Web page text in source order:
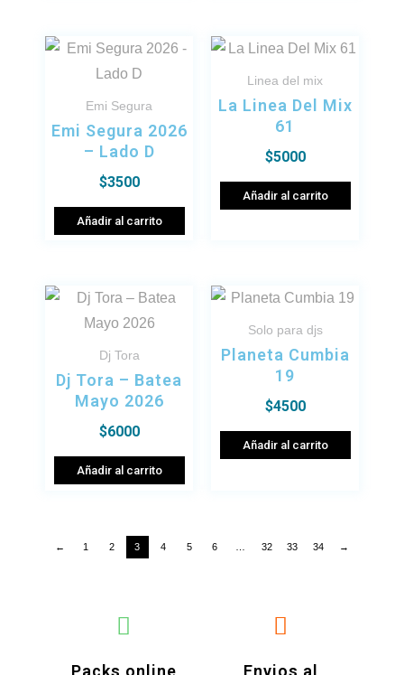
Emi Segura
Emi Segura 2026
– Lado D
$3500
Añadir al carrito
Linea del mix
La Linea Del Mix
61
$5000
Añadir al carrito
Dj Tora
Dj Tora – Batea
Mayo 2026
$6000
Añadir al carrito
Solo para djs
Planeta Cumbia
19
$4500
Añadir al carrito
← 1 2 3 4 5 6 32 33 34 →